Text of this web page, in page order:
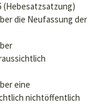
(Hebesatzsatzung)
die Neufassung der
eine
nichtöffentlich